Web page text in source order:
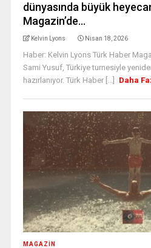
dünyasında büyük
Magazin’de…
Kelvin Lyons Nisan 18, 2026
Haber: Kelvin Lyons Türk Haber
Sami Yusuf, Türkiye turnesiyle
hazırlanıyor. Türk Haber [...]
Daha
MAGAZİN